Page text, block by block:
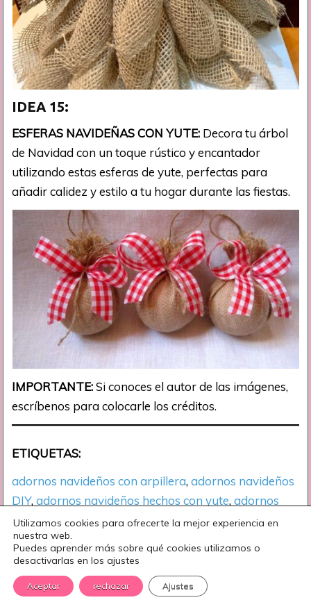
IDEA 15:
ESFERAS NAVIDEÑAS CON YUTE: Decora tu árbol
de Navidad con un toque rústico y encantador
utilizando estas esferas de yute, perfectas para
añadir calidez y estilo a tu hogar durante las fiestas.
IMPORTANTE:Si conoces el autor de las imágenes,
escríbenos para colocarle los créditos.
ETIQUETAS:
adornos navideños con arpillera, adornos navideños
DIY, adornos navideños hechos con yute, adornos
navideños hechos en casa, bricolaje, bricolaje
adornos navideños
Manualidades , manualidades hechas con yute
manualidades navideñas , proyectos de bricolaje
yute
Utilizamos cookies para ofrecerte la mejor experiencia en
nuestra web.
Puedes aprender más sobre qué cookies utilizamos o
desactivarlas en los ajustes
Aceptar rechazar Ajustes